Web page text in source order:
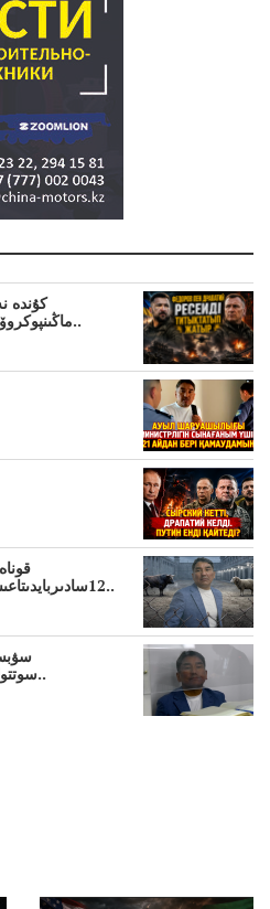
ماڭىنپوكروۆسكاپ، درون ماڭىنداعىنە ج..
12سادىربايدىتاعىسى كەلە12نجىلعاۇقا مەس..
سوتتولەنگەناپتار ايىبە؟ۋ تسوتتاعىا..